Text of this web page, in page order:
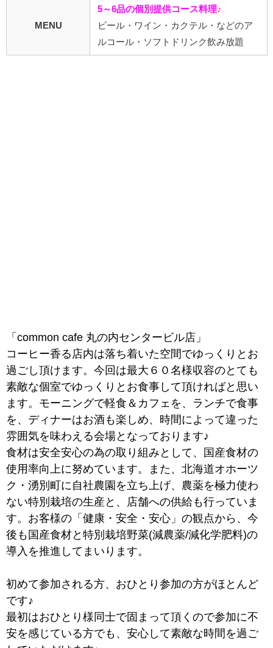
MENU
5～6品の個別提供コース料理♪
ビール・ワイン・カクテル・などのア
ルコール・ソフトドリンク飲み放題
「common cafe 丸の内センタービル店」
コーヒー香る店内は落ち着いた空間でゆっくりとお
過ごし頂けます。今回は最大６０名様収容のとても
素敵な個室でゆっくりとお食事して頂ければと思い
ます。モーニングで軽食＆カフェを、ランチで食事
を、ディナーはお酒も楽しめ、時間によって違った
雰囲気を味わえる会場となっております♪
食材は安全安心の為の取り組みとして、国産食材の
使用率向上に努めています。また、北海道オホーツ
ク・湧別町に自社農園を立ち上げ、農薬を極力使わ
ない特別栽培の生産と、店舗への供給も行っていま
す。お客様の「健康・安全・安心」の観点から、今
後も国産食材と特別栽培野菜(減農薬/減化学肥料)の
導入を推進してまいります。
初めて参加される方、おひとり参加の方がほとんど
です♪
最初はおひとり様同士で固まって頂くので参加に不
安を感じている方でも、安心して素敵な時間を過ご